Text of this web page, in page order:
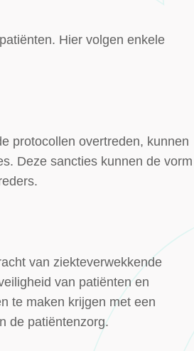
Hier volgen enkele
protocollen overtreden, kunnen
Deze sancties kunnen de vorm
van ziekteverwekkende
van patiënten en
te maken krijgen met een
de patiëntenzorg.